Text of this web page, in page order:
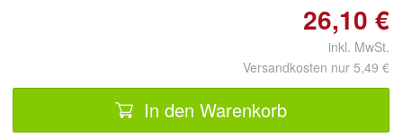
26,10 €
inkl. MwSt.
Versandkosten nur 5,49 €
In den Warenkorb